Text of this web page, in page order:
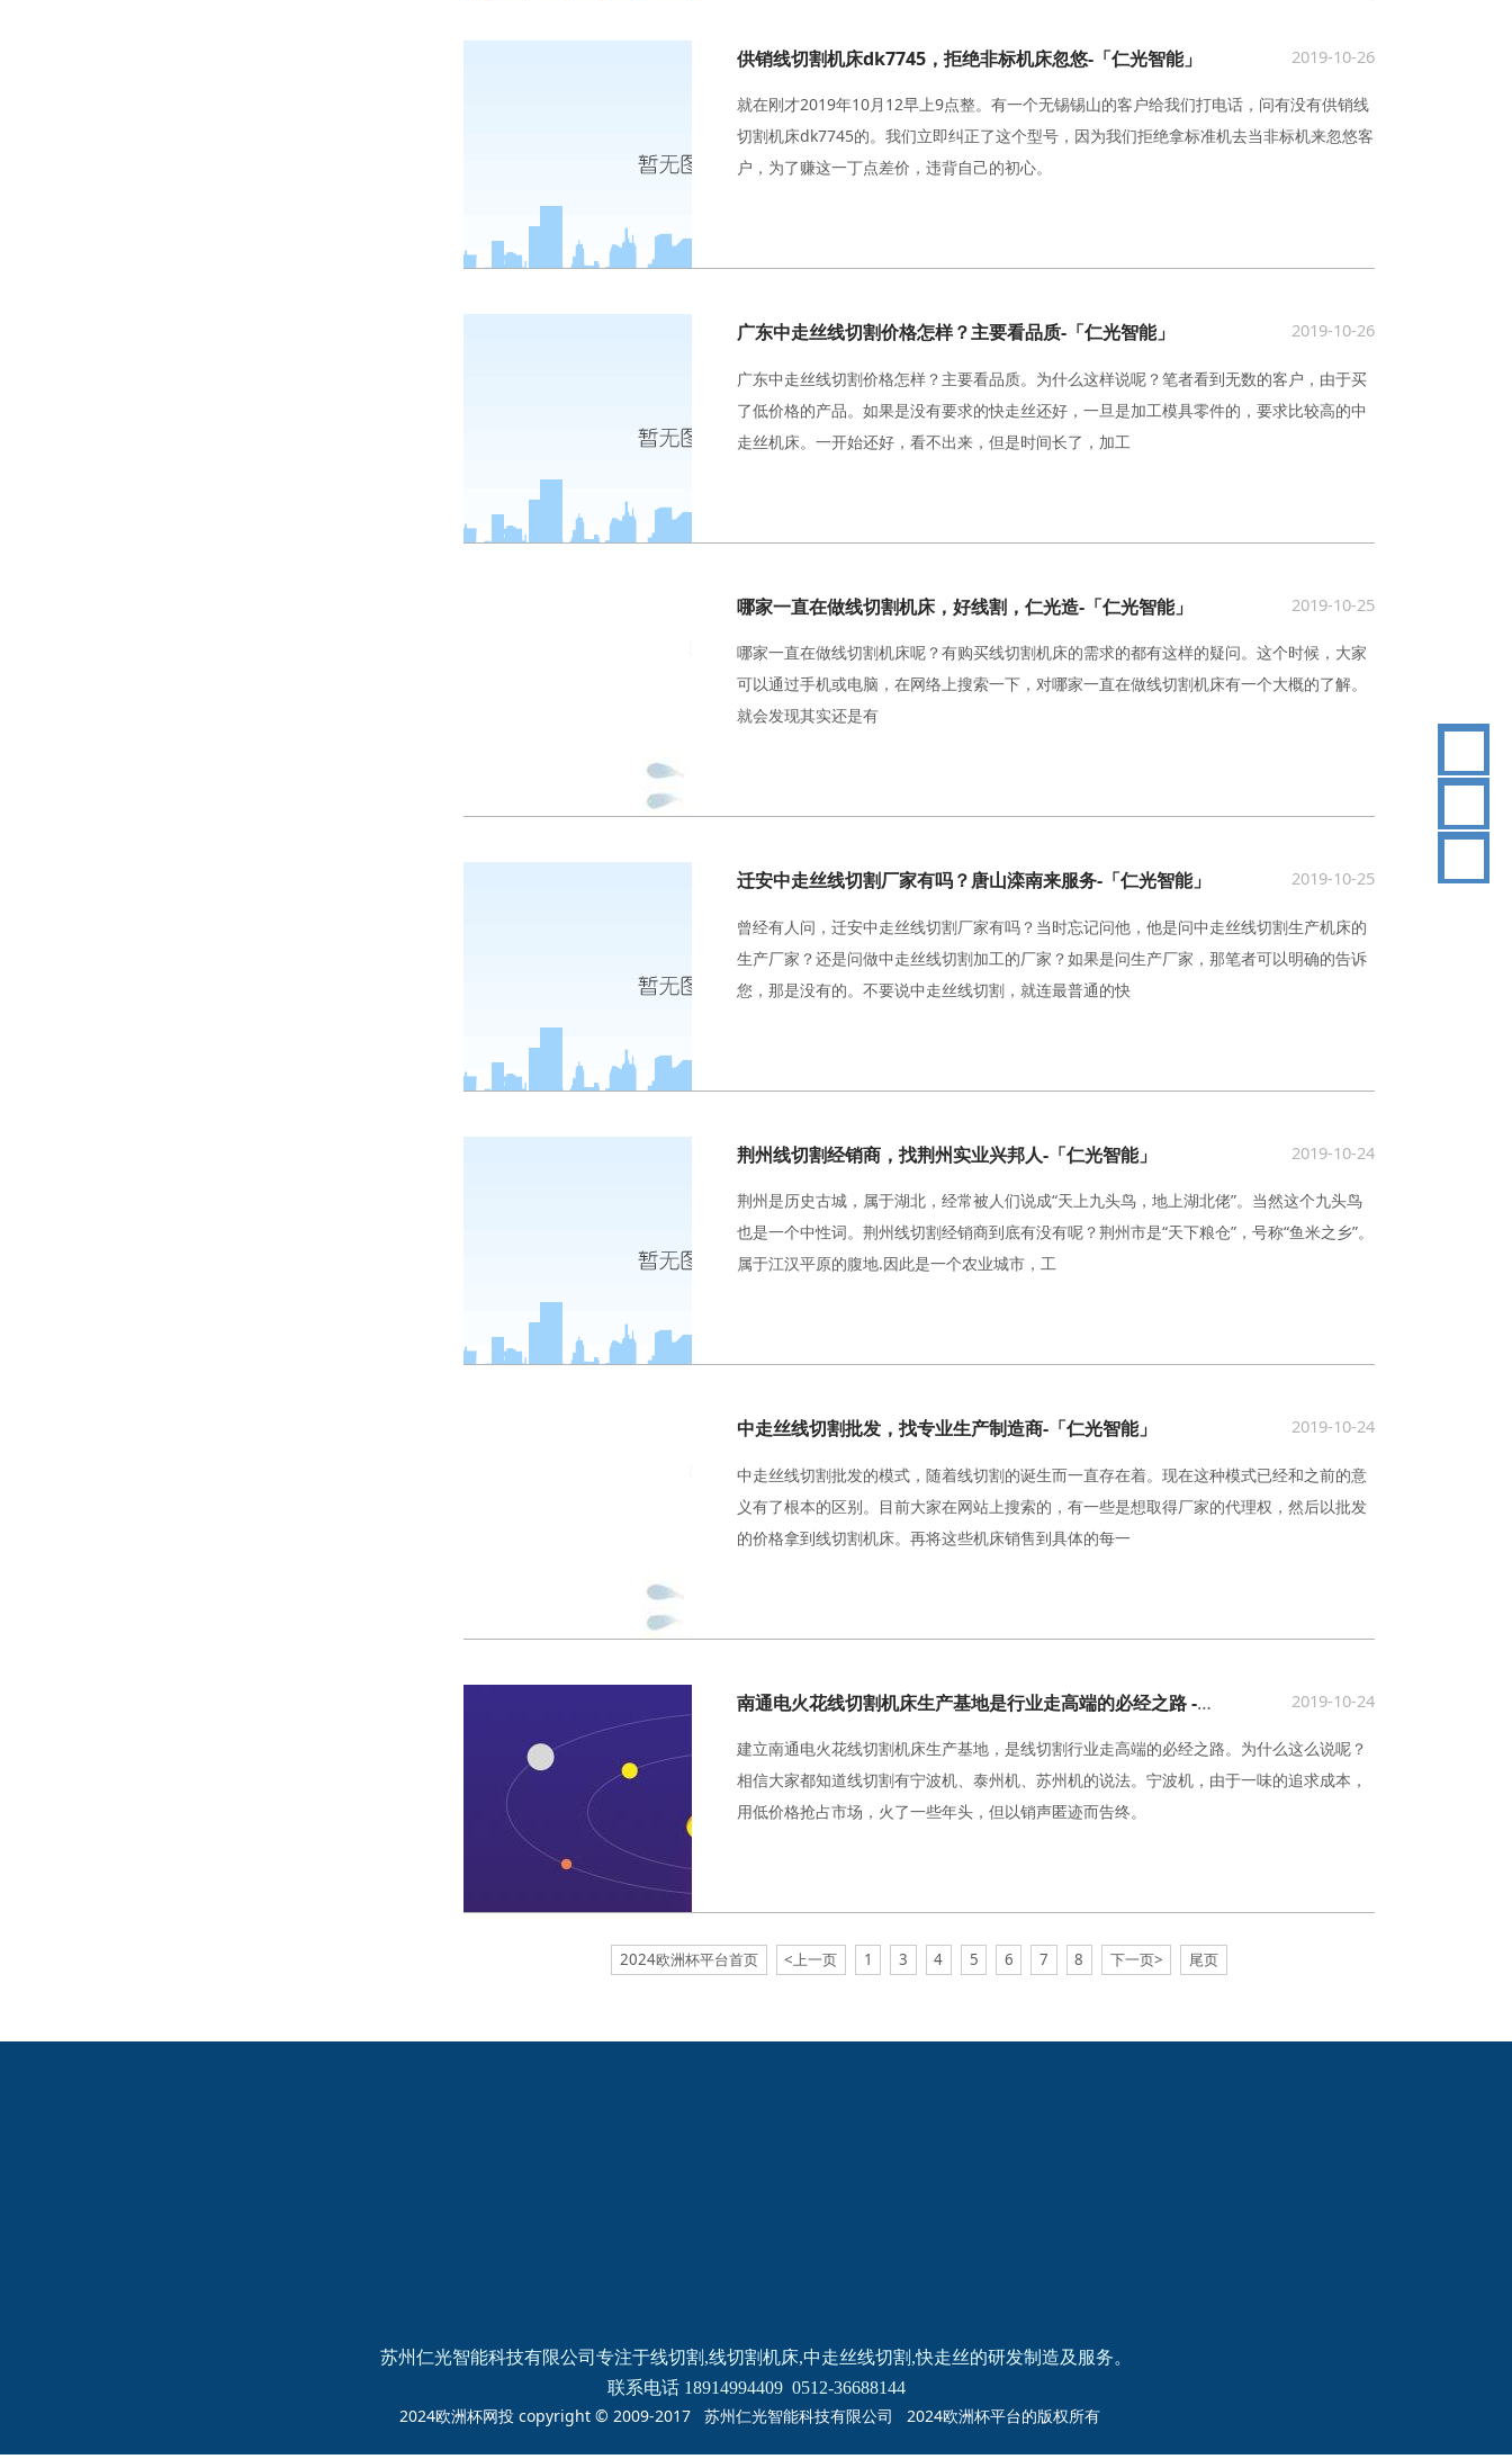
供销线切割机床dk7745，拒绝非标机床忽悠-「仁光智能」 2019-10-26
就在刚才2019年10月12早上9点整。有一个无锡锡山的客户给我们打电话，问有没有供销线
切割机床dk7745的。我们立即纠正了这个型号，因为我们拒绝拿标准机去当非标机来忽悠客
户，为了赚这一丁点差价，违背自己的初心。
广东中走丝线切割价格怎样？主要看品质-「仁光智能」 2019-10-26
广东中走丝线切割价格怎样？主要看品质。为什么这样说呢？笔者看到无数的客户，由于买
了低价格的产品。如果是没有要求的快走丝还好，一旦是加工模具零件的，要求比较高的中
走丝机床。一开始还好，看不出来，但是时间长了，加工
哪家一直在做线切割机床，好线割，仁光造-「仁光智能」 2019-10-25
哪家一直在做线切割机床呢？有购买线切割机床的需求的都有这样的疑问。这个时候，大家
可以通过手机或电脑，在网络上搜索一下，对哪家一直在做线切割机床有一个大概的了解。
就会发现其实还是有
迁安中走丝线切割厂家有吗？唐山滦南来服务-「仁光智能」 2019-10-25
曾经有人问，迁安中走丝线切割厂家有吗？当时忘记问他，他是问中走丝线切割生产机床的
生产厂家？还是问做中走丝线切割加工的厂家？如果是问生产厂家，那笔者可以明确的告诉
您，那是没有的。不要说中走丝线切割，就连最普通的快
荆州线切割经销商，找荆州实业兴邦人-「仁光智能」 2019-10-24
荆州是历史古城，属于湖北，经常被人们说成“天上九头鸟，地上湖北佬”。当然这个九头鸟
也是一个中性词。荆州线切割经销商到底有没有呢？荆州市是“天下粮仓”，号称“鱼米之乡”。
属于江汉平原的腹地.因此是一个农业城市，工
中走丝线切割批发，找专业生产制造商-「仁光智能」 2019-10-24
中走丝线切割批发的模式，随着线切割的诞生而一直存在着。现在这种模式已经和之前的意
义有了根本的区别。目前大家在网站上搜索的，有一些是想取得厂家的代理权，然后以批发
的价格拿到线切割机床。再将这些机床销售到具体的每一
南通电火花线切割机床生产基地是行业走高端的必经之路 -「仁光智能」 2019-10-24
建立南通电火花线切割机床生产基地，是线切割行业走高端的必经之路。为什么这么说呢？
相信大家都知道线切割有宁波机、泰州机、苏州机的说法。宁波机，由于一味的追求成本，
用低价格抢占市场，火了一些年头，但以销声匿迹而告终。
2024欧洲杯平台首页 <上一页 1 3 4 5 6 7 8 下一页> 尾页
苏州仁光智能科技有限公司专注于线切割,线切割机床,中走丝线切割,快走丝的研发制造及服务。
联系电话 18914994409  0512-36688144
2024欧洲杯网投 copyright © 2009-2017 苏州仁光智能科技有限公司 2024欧洲杯平台的版权所有